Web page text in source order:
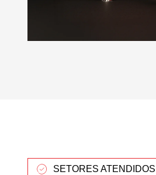
SETORES ATENDIDOS